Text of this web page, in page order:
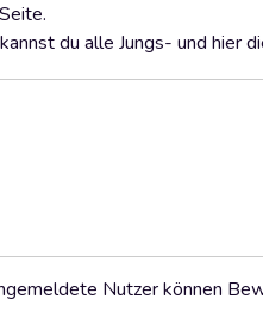
du alle Jungs- und hier
Nutzer können